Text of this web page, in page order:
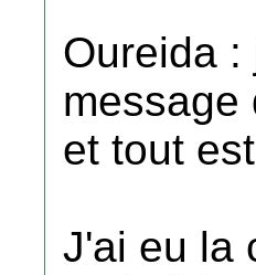
Oureida :
message
et tout
J'ai eu la